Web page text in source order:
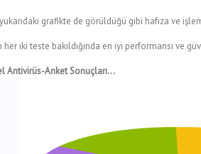
grafikte de görüldüğü gibi hafıza ve
her iki teste bakıldığında en iyi performansı ve
Antivirüs-Anket Sonuçları…